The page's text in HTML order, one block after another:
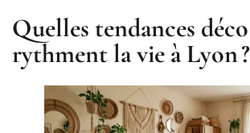
Quelles tendances déco
rythment la vie à Lyon ?